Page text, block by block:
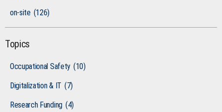
on-site (126)
Topics
Occupational Safety (10)
Digitalization & IT (7)
Research Funding (4)